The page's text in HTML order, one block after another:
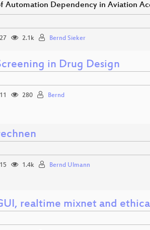
Automation Dependency in Aviation
2.1k Bernd Sieker
in Drug Design
280 Bernd
1.4k Bernd Ulmann
realtime mixnet and